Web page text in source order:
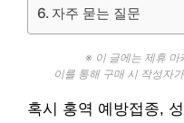
자주 묻는 질문
※ 이 글에는 제휴 마
이를 통해 구매 시 작성자
혹시 홍역 예방접종,